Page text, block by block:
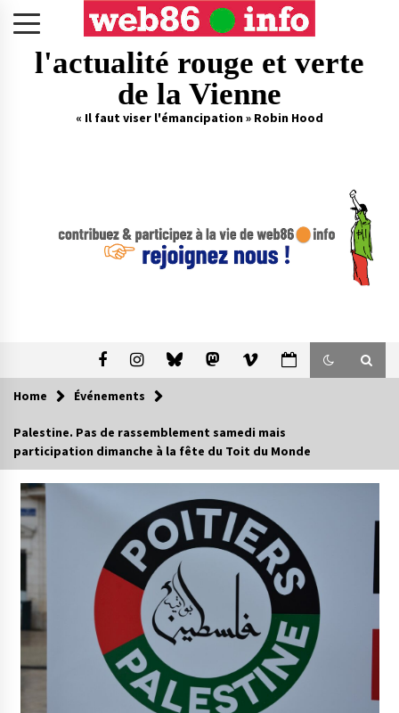
l'actualité rouge et verte
de la Vienne
« Il faut viser l'émancipation » Robin Hood
Home Événements
Palestine. Pas de rassemblement samedi mais
participation dimanche à la fête du Toit du Monde